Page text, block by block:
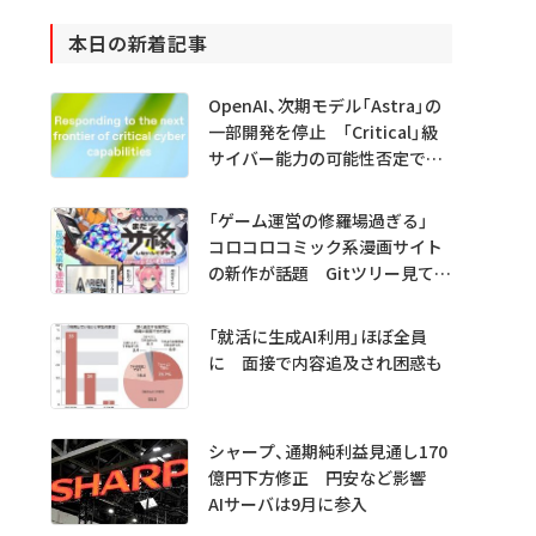
本日の新着記事
OpenAI、次期モデル「Astra」の
一部開発を停止 「Critical」級
サイバー能力の可能性否定でき
「ゲーム運営の修羅場過ぎる」
コロコロコミック系漫画サイト
の新作が話題 Gitツリー見てガ
「就活に生成AI利用」ほぼ全員
に 面接で内容追及され困惑も
シャープ、通期純利益見通し170
億円下方修正 円安など影響
AIサーバは9月に参入